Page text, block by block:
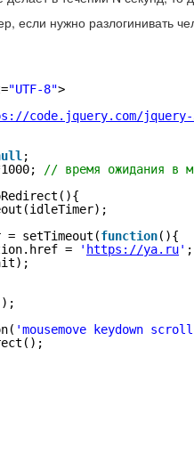
если нужно разлогинивать
"UTF-8">
code.jquery.com/
;
// время ожидания в
= setTimeout(function(){
=
' https://ya.ru' ;
'mousemove keydown